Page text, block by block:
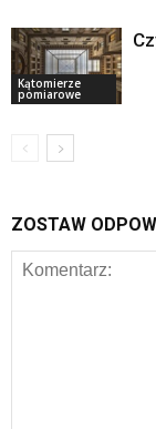
Kątomierze
pomiarowe
ZOSTAW